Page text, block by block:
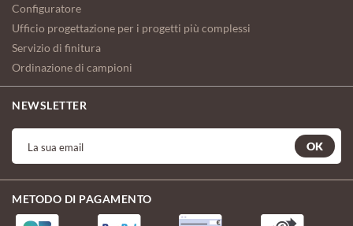
Configuratore
Ufficio progettazione per i progetti più complessi
Servizio di finitura
Ordinazione di campioni
NEWSLETTER
OK
METODO DI PAGAMENTO